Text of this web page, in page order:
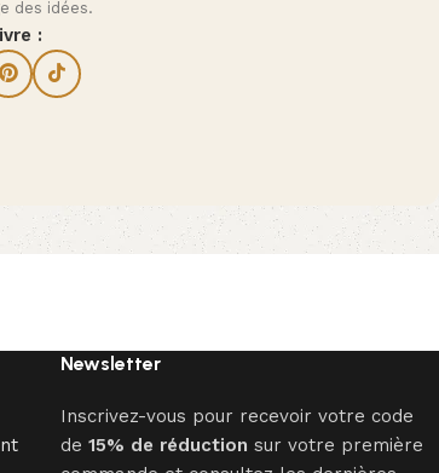
des idées.
:
Newsletter
Inscrivez-vous pour recevoir votre code
de 15% de réduction sur votre première